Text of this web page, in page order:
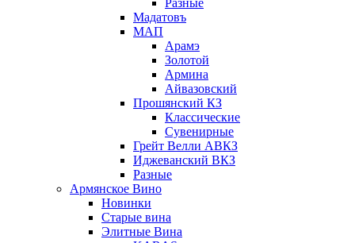
Разные
Мадатовъ
МАП
Арамэ
Золотой
Армина
Айвазовский
Прошянский КЗ
Классические
Сувенирные
Грейт Велли АВКЗ
Иджеванский ВКЗ
Разные
Армянское Вино
Новинки
Старые вина
Элитные Вина